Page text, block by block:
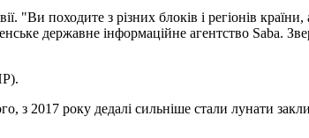
"Ви походите з різних блоків і регіонів
державне інформаційне агентство Saba.
з 2017 року дедалі сильніше стали лунати